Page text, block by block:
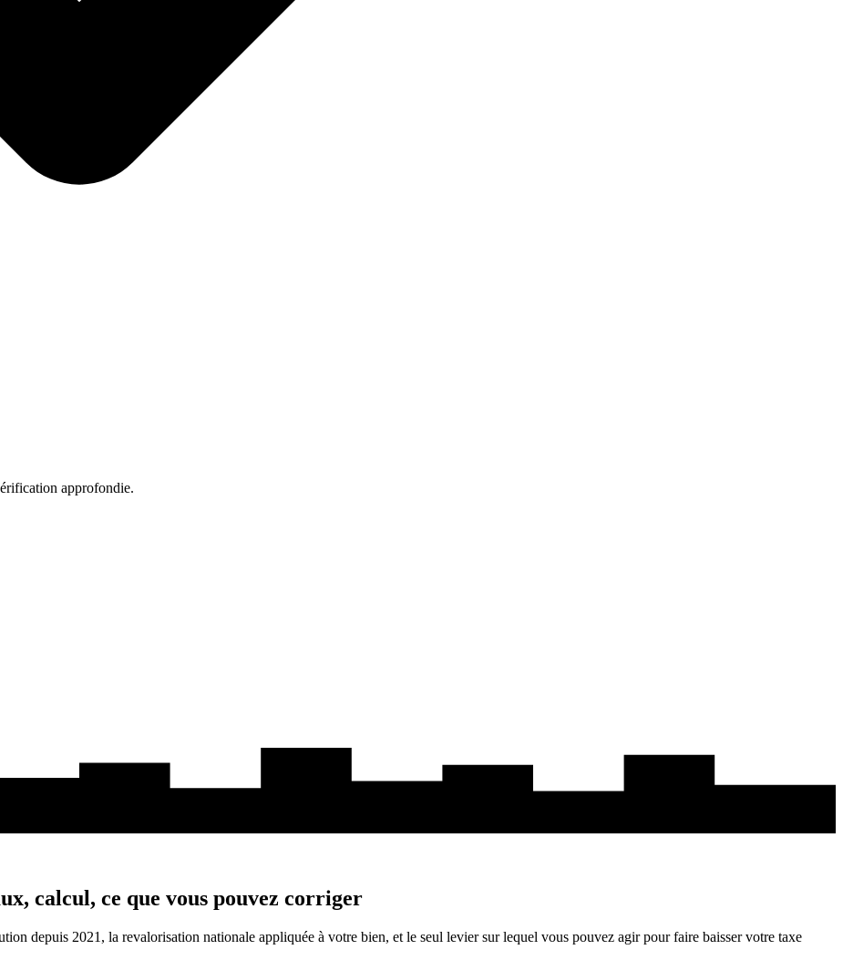
approfondie.
calcul, ce que vous pouvez corriger
depuis 2021, la revalorisation nationale appliquée à votre bien, et le seul levier sur lequel vous pouvez agir pour faire baisser votre taxe